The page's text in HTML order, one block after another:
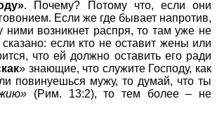
. Почему? Потому что, если они
Если же где бывает напротив,
ними возникнет распря, то там уже не
если кто не оставит жены или
что ей должно оставить его ради
как» знающие, что служите Господу, как
повинуешься мужу, то думай, что ты
(Рим. 13:2), то тем более – не